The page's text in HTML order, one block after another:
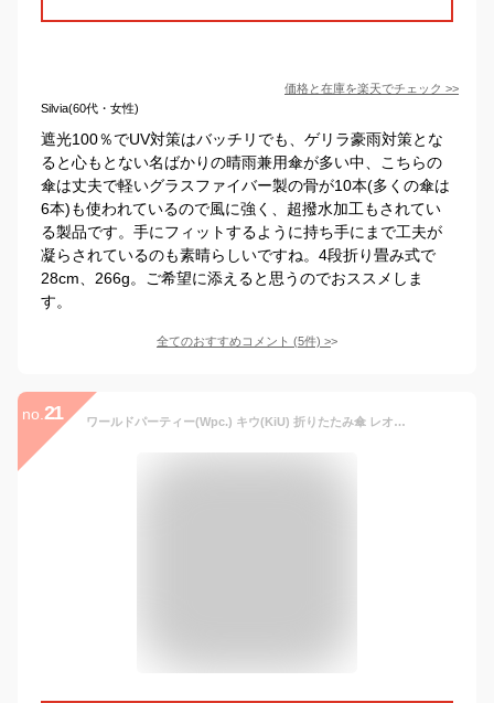
価格と在庫を楽天でチェック >>
Silvia(60代・女性)
遮光100％でUV対策はバッチリでも、ゲリラ豪雨対策とな
ると心もとない名ばかりの晴雨兼用傘が多い中、こちらの
傘は丈夫で軽いグラスファイバー製の骨が10本(多くの傘は
6本)も使われているので風に強く、超撥水加工もされてい
る製品です。手にフィットするように持ち手にまで工夫が
凝らされているのも素晴らしいですね。4段折り畳み式で
28cm、266g。ご希望に添えると思うのでおススメしま
す。
全てのおすすめコメント (5件) >
no. 21 ワールドパーティー(Wpc.) キウ(KiU) 折りたたみ傘 レオパード 47cm [KiU TINY UMBRELLA] 6本骨 K31-175